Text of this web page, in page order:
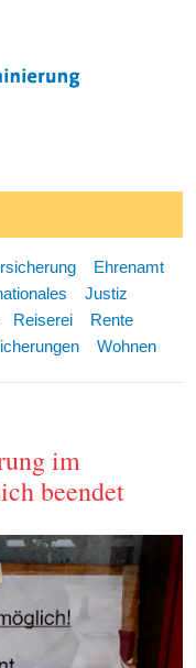
Ehrenamt
Justiz
Reiserei
Rente
Wohnen
im
beendet